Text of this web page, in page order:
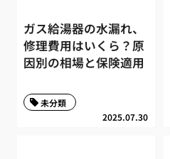
ガス給湯器の水漏れ、
修理費用はいくら？原
因別の相場と保険適用
2025.07.30
未分類